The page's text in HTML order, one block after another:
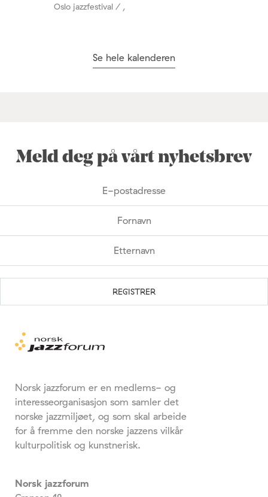
Oslo jazzfestival / ,
Se hele kalenderen
Meld deg på vårt nyhetsbrev
Norsk jazzforum er en medlems- og
interesseorganisasjon som samler det
norske jazzmiljøet, og som skal arbeide
for å fremme den norske jazzens vilkår
kulturpolitisk og kunstnerisk.
Norsk jazzforum